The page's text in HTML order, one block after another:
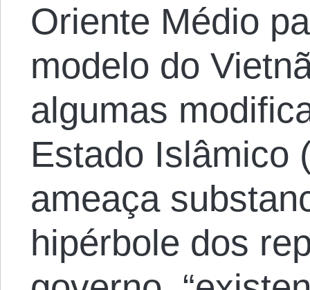
Oriente Médio
modelo do
algumas
Estado Islâmico
ameaça
hipérbole dos